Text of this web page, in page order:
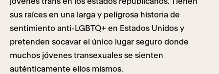
sus raíces en una larga y peligrosa historia de
sentimiento anti-LGBTQ+ en Estados Unidos y
pretenden socavar el único lugar seguro donde
muchos jóvenes transexuales se sienten
auténticamente ellos mismos.